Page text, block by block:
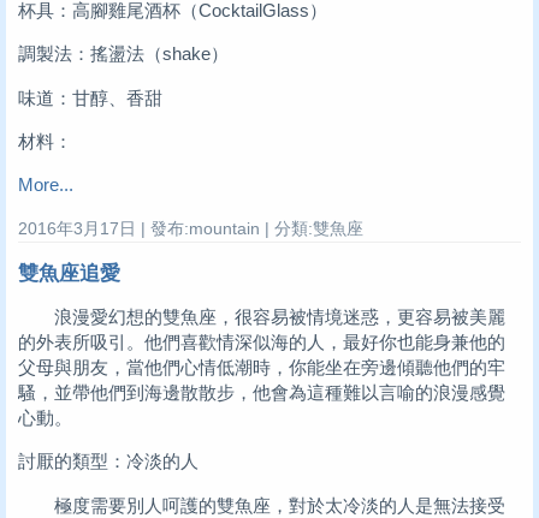
杯具：高腳雞尾酒杯（CocktailGlass）
調製法：搖盪法（shake）
味道：甘醇、香甜
材料：
More...
2016年3月17日 | 發布:mountain | 分類:雙魚座
雙魚座追愛
浪漫愛幻想的雙魚座，很容易被情境迷惑，更容易被美麗
的外表所吸引。他們喜歡情深似海的人，最好你也能身兼他的
父母與朋友，當他們心情低潮時，你能坐在旁邊傾聽他們的牢
騷，並帶他們到海邊散散步，他會為這種難以言喻的浪漫感覺
心動。
討厭的類型：冷淡的人
極度需要別人呵護的雙魚座，對於太冷淡的人是無法接受